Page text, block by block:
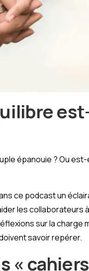
épanouie ? Ou
ce podcast un
les collaborateurs
sur la charge
savoir repérer.
«